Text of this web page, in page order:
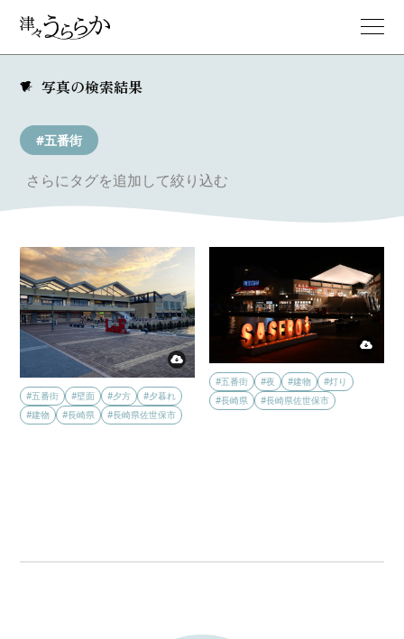
写真の検索結果
#五番街
さらにタグを追加して絞り込む
#五番街 #壁面 #夕方
#夕暮れ
#建物
#長崎県 #長崎県佐世保市
#五番街 #夜 #建物
#灯り
#長崎県
#長崎県佐世保市